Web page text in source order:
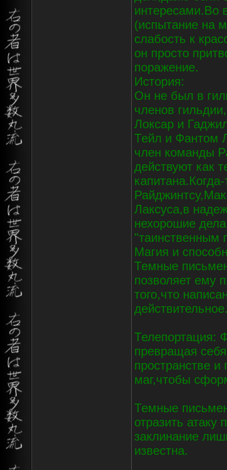
интересами.Во
(испытание на
слабость к
он просто
поражение.
История:
Он не был в
членов
Локсар и
Тейл и Фантом
член команды
действуют как
Лаксуса,в
нехорошие
"таинственным
Магия и
Темные
позволяет ему
того,что
Телепортация:
превращая
пространстве
маг,чтобы
Темные
отразить атаку
заклинание
известна.